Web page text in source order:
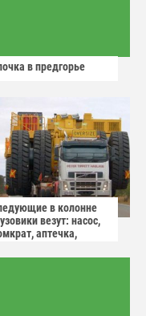
в предгорье
в колонне
везут: насос,
аптечка,